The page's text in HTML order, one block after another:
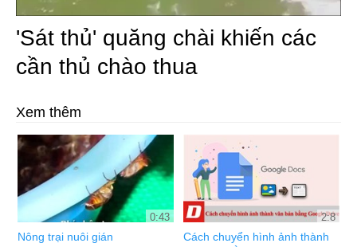
'Sát thủ' quăng chài khiến các
cần thủ chào thua
Xem thêm
0:43
Nông trại nuôi gián
2:8
Cách chuyển hình ảnh thành